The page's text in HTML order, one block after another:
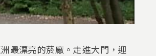
最漂亮的菸廠。走進大門，迎